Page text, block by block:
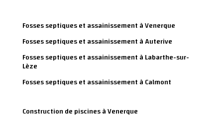
Fosses septiques et assainissement à Venerque
Fosses septiques et assainissement à Auterive
Fosses septiques et assainissement à Labarthe-sur-
Lèze
Fosses septiques et assainissement à Calmont
Construction de piscines à Venerque